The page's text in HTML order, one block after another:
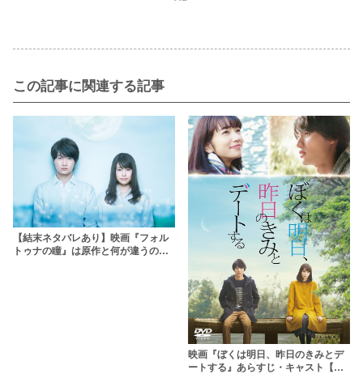
この記事に関連する記事
【結末ネタバレあり】映画『フォル
トゥナの瞳』は原作と何が違うの
映画『ぼくは明日、昨日のきみとデ
ートする』あらすじ・キャスト【福